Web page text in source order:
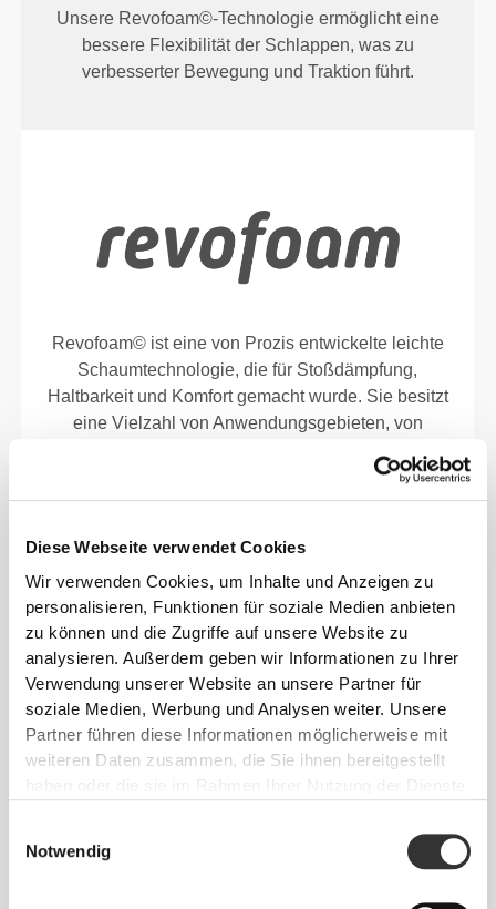
Diese Webseite verwendet Cookies
Wir verwenden Cookies, um Inhalte und Anzeigen zu
personalisieren, Funktionen für soziale Medien anbieten
zu können und die Zugriffe auf unsere Website zu
analysieren. Außerdem geben wir Informationen zu Ihrer
Verwendung unserer Website an unsere Partner für
soziale Medien, Werbung und Analysen weiter. Unsere
Partner führen diese Informationen möglicherweise mit
weiteren Daten zusammen, die Sie ihnen bereitgestellt
Notwendig
Unsere Revofoam©-Technologie ermöglicht eine
bessere Flexibilität der Schlappen, was zu
verbesserter Bewegung und Traktion führt.
Revofoam© ist eine von Prozis entwickelte leichte
Schaumtechnologie, die für Stoßdämpfung,
Haltbarkeit und Komfort gemacht wurde. Sie besitzt
eine Vielzahl von Anwendungsgebieten, von
alltäglichen Haushaltsgegenständen.
GRÖSSENTABELLE
(cm)